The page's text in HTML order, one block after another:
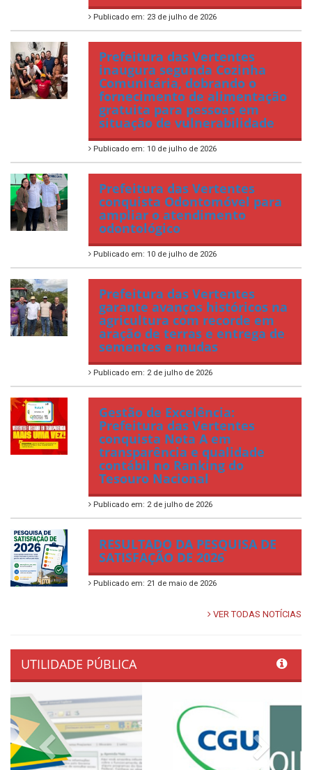
Publicado em: 23 de julho de 2026
Prefeitura das Vertentes
inaugura segunda Cozinha
Comunitária, dobrando o
fornecimento de alimentação
gratuita para pessoas em
situação de vulnerabilidade
Publicado em: 10 de julho de 2026
Prefeitura das Vertentes
conquista Odontomóvel para
ampliar o atendimento
odontológico
Publicado em: 10 de julho de 2026
Prefeitura das Vertentes
garante avanços históricos na
agricultura com recorde em
aração de terras e entrega de
sementes e mudas
Publicado em: 2 de julho de 2026
Gestão de Excelência:
Prefeitura das Vertentes
conquista Nota A em
transparência e qualidade
contábil no Ranking do
Tesouro Nacional
Publicado em: 2 de julho de 2026
RESULTADO DA PESQUISA DE
SATISFAÇÃO DE 2026
Publicado em: 21 de maio de 2026
VER TODAS NOTÍCIAS
UTILIDADE PÚBLICA
Previous